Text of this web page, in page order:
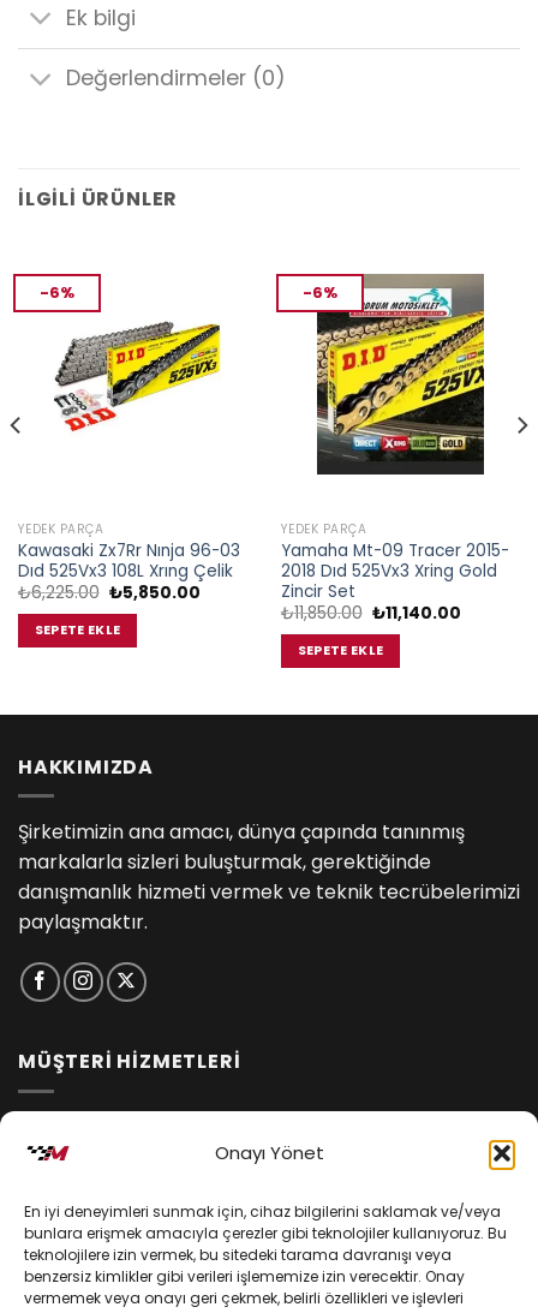
Onayı Yönet
En iyi deneyimleri sunmak için, cihaz bilgilerini saklamak ve/veya
bunlara erişmek amacıyla çerezler gibi teknolojiler kullanıyoruz. Bu
teknolojilere izin vermek, bu sitedeki tarama davranışı veya
benzersiz kimlikler gibi verileri işlememize izin verecektir. Onay
vermemek veya onayı geri çekmek, belirli özellikleri ve işlevleri
Ek bilgi
Değerlendirmeler (0)
İLGILI ÜRÜNLER
-6%
YEDEK PARÇA
Kawasaki Zx7Rr Nınja 96-03
Dıd 525Vx3 108L Xrıng Çelik
₺6,225.00 Orijinal
fiyat:
₺6,225.00.
₺5,850.00Şu
₺5,850.00.
SEPETE EKLE
-6%
YEDEK PARÇA
Yamaha Mt-09 Tracer 2015-
2018 Dıd 525Vx3 Xring Gold
Zincir Set
₺11,850.00 Orijinal
fiyat:
₺11,850.00.
₺11,140.00Şu
SEPETE EKLE
HAKKIMIZDA
Şirketimizin ana amacı, dünya çapında tanınmış
markalarla sizleri buluşturmak, gerektiğinde
danışmanlık hizmeti vermek ve teknik tecrübelerimizi
paylaşmaktır.
MÜŞTERİ HİZMETLERİ
Kişisel Verilerin Korunması
Mesafeli Satış Sözleşmesi